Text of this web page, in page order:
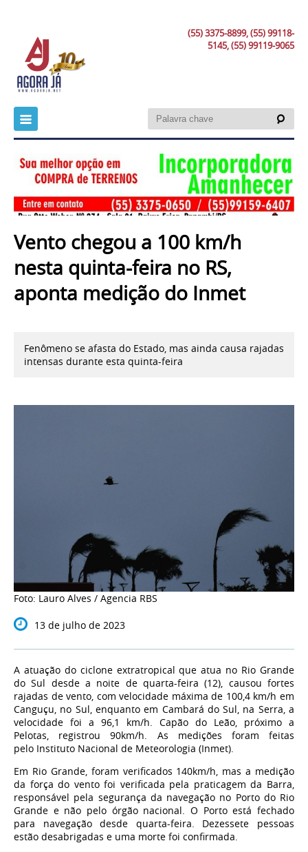
(55) 3375-8899, (55) 99118-
5145, (55) 99119-9065
Vento chegou a 100 km/h
nesta quinta-feira no RS,
aponta medição do Inmet
Fenômeno se afasta do Estado, mas ainda causa rajadas
intensas durante esta quinta-feira
Foto: Lauro Alves / Agencia RBS
13 de julho de 2023
A atuação do ciclone extratropical que atua no Rio Grande
do Sul desde a noite de quarta-feira (12), causou fortes
rajadas de vento, com velocidade máxima de 100,4 km/h em
Canguçu, no Sul, enquanto em Cambará do Sul, na Serra, a
velocidade foi a 96,1 km/h. Capão do Leão, próximo a
Pelotas, registrou 90km/h.
As medições foram feitas
pelo Instituto Nacional de Meteorologia (Inmet).
Em Rio Grande, foram verificados 140km/h, mas a medição
da força do vento foi verificada pela praticagem da Barra,
responsável pela segurança da navegação no Porto do Rio
Grande e não pelo órgão nacional. O Porto está fechado
para navegação desde quarta-feira. Dezessete pessoas
estão desabrigadas e uma morte foi confirmada.